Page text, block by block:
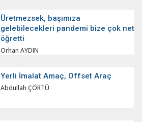
Üretmezsek, başımıza
gelebilecekleri pandemi bize çok net
öğretti
Orhan AYDIN
Yerli İmalat Amaç, Offset Araç
Abdullah ÇÖRTÜ